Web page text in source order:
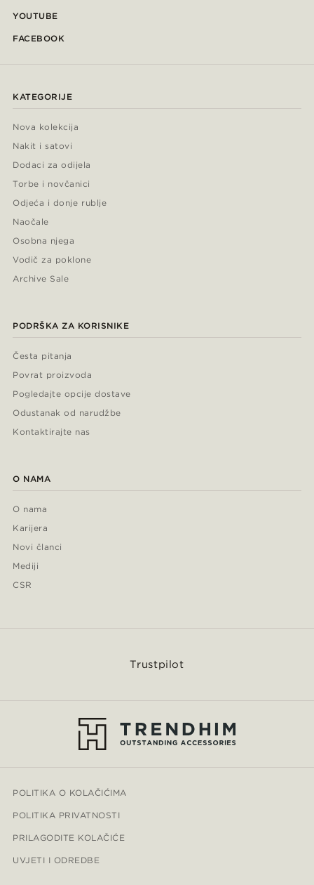
YOUTUBE
FACEBOOK
KATEGORIJE
Nova kolekcija
Nakit i satovi
Dodaci za odijela
Torbe i novčanici
Odjeća i donje rublje
Naočale
Osobna njega
Vodič za poklone
Archive Sale
PODRŠKA ZA KORISNIKE
Česta pitanja
Povrat proizvoda
Pogledajte opcije dostave
Odustanak od narudžbe
Kontaktirajte nas
O NAMA
O nama
Karijera
Novi članci
Mediji
CSR
Trustpilot
POLITIKA O KOLAČIĆIMA
POLITIKA PRIVATNOSTI
PRILAGODITE KOLAČIĆE
UVJETI I ODREDBE